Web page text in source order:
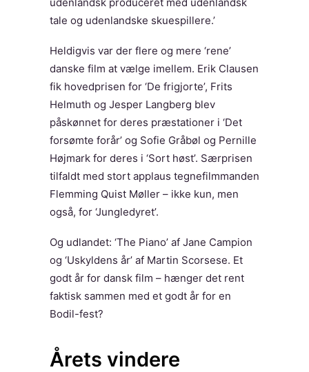
tale og udenlandske skuespillere.’
Heldigvis var der flere og mere ‘rene’
danske film at vælge imellem. Erik Clausen
fik hovedprisen for ‘De frigjorte’, Frits
Helmuth og Jesper Langberg blev
påskønnet for deres præstationer i ‘Det
forsømte forår’ og Sofie Gråbøl og Pernille
Højmark for deres i ‘Sort høst’. Særprisen
tilfaldt med stort applaus tegnefilmmanden
Flemming Quist Møller – ikke kun, men
også, for ‘Jungledyret’.
Og udlandet: ‘The Piano’ af Jane Campion
og ‘Uskyldens år’ af Martin Scorsese. Et
godt år for dansk film – hænger det rent
faktisk sammen med et godt år for en
Bodil-fest?
Årets vindere